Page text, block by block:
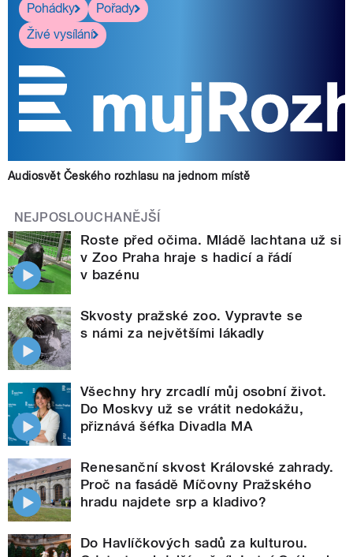
Pohádky
Pořady
Živé vysílání
Audiosvět Českého rozhlasu na jednom místě
NEJPOSLOUCHANĚJŠÍ
Roste před očima. Mládě lachtana už si
v Zoo Praha hraje s hadicí a řádí
v bazénu
Skvosty pražské zoo. Vypravte se
s námi za největšími lákadly
Všechny hry zrcadlí můj osobní život.
Do Moskvy už se vrátit nedokážu,
přiznává šéfka Divadla MA
Renesanční skvost Královské zahrady.
Proč na fasádě Míčovny Pražského
hradu najdete srp a kladivo?
Do Havlíčkových sadů za kulturou.